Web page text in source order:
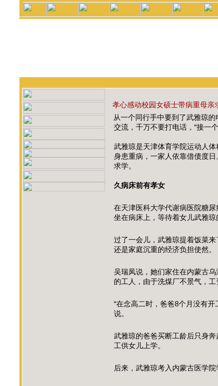
孝心感动校园女硕士带病重母亲
从一个同行手中要到了武雅琼
交流，千万不要打电话，“接一
武雅琼是天津体育学院运动人
身患重病，一家人依靠借债度
求学。
久病床前有孝女
在天津医科大学代谢病医院糖
坐在病床上，等待着女儿武雅
过了一会儿，武雅琼提着饭菜
还是家庭沉重的经济负担使然
吴瑞凤说，她们家住在内蒙古
的工人，由于洗煤厂不景气，
“在念高二时，爸爸8个月没有
说。
武雅琼的爸爸买断工龄后只身
工供女儿上学。
后来，武雅琼考入内蒙古医学